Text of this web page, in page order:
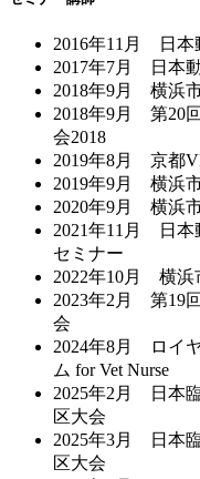
2016年11月 日
2017年7月 日本
2018年9月 横浜
2018年9月 第20
会2018
2019年8月 京都
2019年9月 横浜
2020年9月 横浜
2021年11月 日
セミナー
2022年10月 横
2023年2月 第19
会
2024年8月 ロイ
ム for Vet Nurse
2025年2月 日本
区大会
2025年3月 日本
区大会